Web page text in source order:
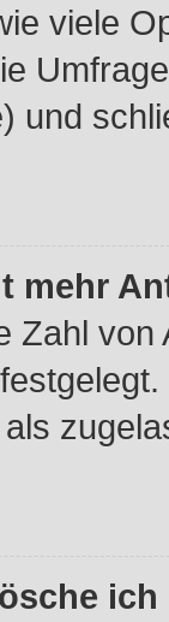
viele
und
mehr
Zahl